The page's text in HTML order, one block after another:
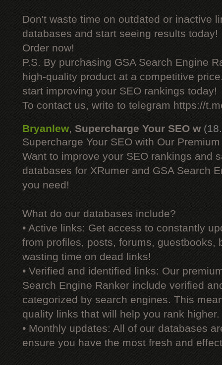
Don't waste time on outdated or inactive
databases and start seeing results today!
Order now!
P.S. By purchasing GSA Search Engine
high-quality product at a competitive
start improving your SEO rankings today!
To contact us, write to telegram https://
Bryanlew, Supercharge Your SEO w
Supercharge Your SEO with Our
Want to improve your SEO rankings and
databases for XRumer and GSA Search
you need!
What do our databases include?
• Active links: Get access to constantly
from profiles, posts, forums, guestbooks,
wasting time on dead links!
• Verified and identified links: Our
Search Engine Ranker include verified
categorized by search engines. This
quality links that will help you rank higher.
• Monthly updates: All of our databases
ensure you have the most fresh and